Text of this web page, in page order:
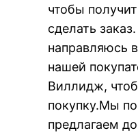
чтобы
сделать
направляюсь
нашей
Виллидж,
покупку.Мы
предлагаем